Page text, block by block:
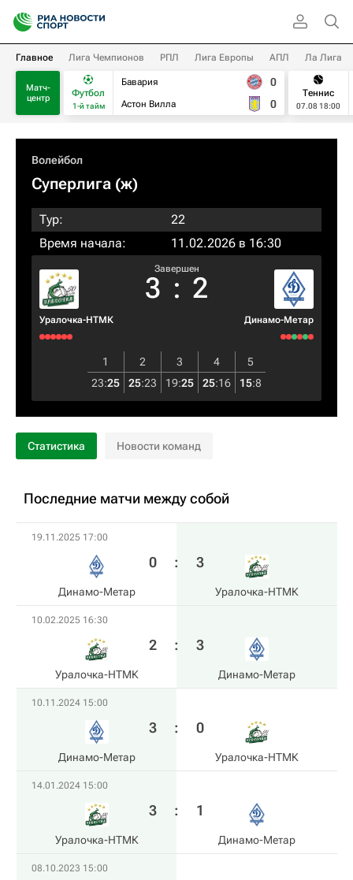
Главное Лига Чемпионов РПЛ Лига Европы АПЛ Ла Лига
Матч-
центр
Футбол
1-й тайм
Бавария
Астон Вилла
0
0
Теннис
07.08 18:00
Волейбол
Суперлига (ж)
Тур:
22
Время начала:
11.02.2026 в 16:30
Уралочка-НТМК
Завершен
3 : 2
Динамо-Метар
1 2 3 4
5
23:25 25:23 19:25 25:16 15:8
Статистика Новости команд
Последние матчи между собой
19.11.2025 17:00
Динамо-Метар
0 : 3
Уралочка-НТМК
10.02.2025 16:30
Уралочка-НТМК
2 : 3
Динамо-Метар
10.11.2024 15:00
Динамо-Метар
3 : 0
Уралочка-НТМК
14.01.2024 15:00
Уралочка-НТМК
3 : 1
Динамо-Метар
08.10.2023 15:00